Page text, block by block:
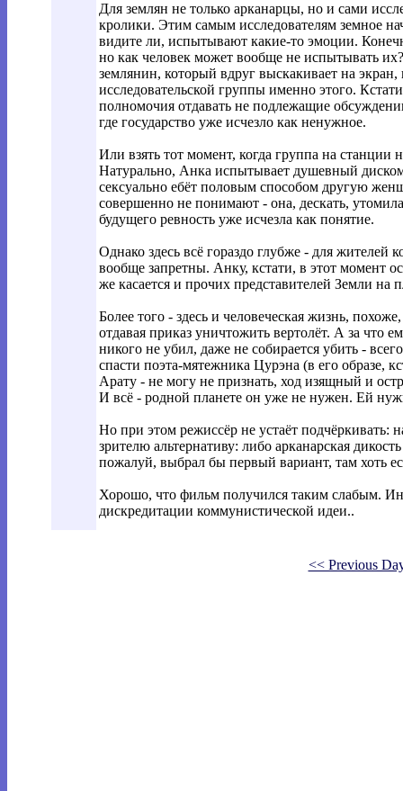
Для землян не только арканарцы, но и сами
кролики. Этим самым исследователям земное
видите ли, испытывают какие-то эмоции.
но как человек может вообще не испытывать
землянин, который вдруг выскакивает на экран,
исследовательской группы именно этого.
полномочия отдавать не подлежащие
где государство уже исчезло как ненужное.
Или взять тот момент, когда группа на
Натурально, Анка испытывает душевный
сексуально ебёт половым способом другую
совершенно не понимают - она, дескать,
будущего ревность уже исчезла как понятие.
Однако здесь всё гораздо глубже - для
вообще запретны. Анку, кстати, в этот момент
же касается и прочих представителей Земли на
Более того - здесь и человеческая жизнь,
отдавая приказ уничтожить вертолёт. А за что
никого не убил, даже не собирается убить -
спасти поэта-мятежника Цурэна (в его образе,
Арату - не могу не признать, ход изящный и
И всё - родной планете он уже не нужен. Ей
Но при этом режиссёр не устаёт
зрителю альтернативу: либо арканарская
пожалуй, выбрал бы первый вариант, там хоть
Хорошо, что фильм получился таким слабым.
дискредитации коммунистической идеи..
<< Previous